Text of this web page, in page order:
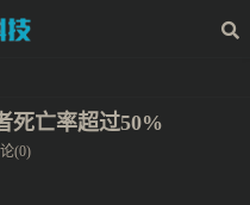
死亡率超过50%
(0)